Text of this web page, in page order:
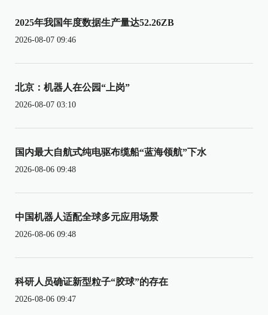
2025年我国年度数据生产量达52.26ZB
2026-08-07 09:46
北京：机器人在公园“上岗”
2026-08-07 03:10
国内最大自航式纯电驱布缆船“蓝海领航”下水
2026-08-06 09:48
中国机器人适配全球多元应用场景
2026-08-06 09:48
科研人员确证新型粒子“胶球”的存在
2026-08-06 09:47